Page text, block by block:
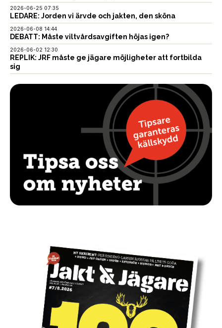
2026-06-25 07:35
LEDARE: Jorden vi ärvde och jakten, den sköna
2026-06-08 14:44
DEBATT: Måste viltvårdsavgiften höjas igen?
2026-06-02 12:30
REPLIK: JRF måste ge jägare möjligheter att fortbilda
sig